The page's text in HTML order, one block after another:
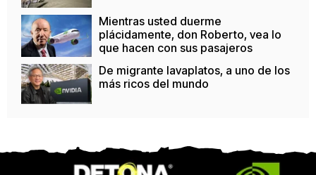
Mientras usted duerme
plácidamente, don Roberto, vea lo
que hacen con sus pasajeros
De migrante lavaplatos, a uno de los
más ricos del mundo